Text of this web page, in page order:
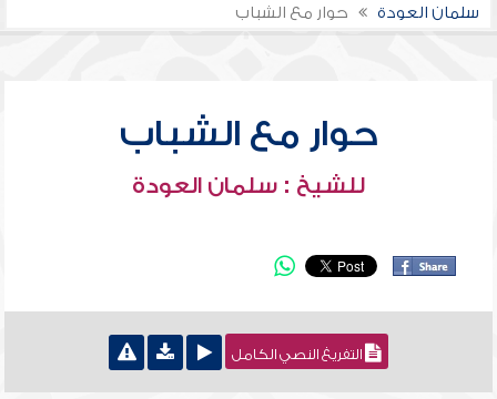
سلمان العودة
حوار مع الشباب
حوار مع الشباب
للشيخ : سلمان العودة
التفريغ النصي الكامل